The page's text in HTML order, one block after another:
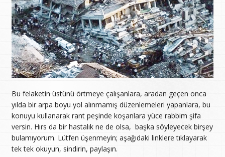
Bu felaketin üstünü örtmeye çalışanlara, aradan geçen onca
yılda bir arpa boyu yol alınmamış düzenlemeleri yapanlara, bu
konuyu kullanarak rant peşinde koşanlara yüce rabbim şifa
versin. Hırs da bir hastalık ne de olsa, başka söyleyecek birşey
bulamıyorum. Lütfen üşenmeyin; aşağıdaki linklere tıklayarak
tek tek okuyun, sindirin, paylaşın.